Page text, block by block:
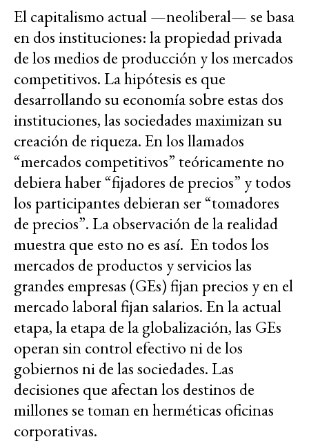
El capitalismo actual —neoliberal— se basa
en dos instituciones: la propiedad privada
de los medios de producción y los mercados
competitivos. La hipótesis es que
desarrollando su economía sobre estas dos
instituciones, las sociedades maximizan su
creación de riqueza. En los llamados
“mercados competitivos” teóricamente no
debiera haber “fijadores de precios” y todos
los participantes debieran ser “tomadores
de precios”. La observación de la realidad
muestra que esto no es así. En todos los
mercados de productos y servicios las
grandes empresas (GEs) fijan precios y en el
mercado laboral fijan salarios. En la actual
etapa, la etapa de la globalización, las GEs
operan sin control efectivo ni de los
gobiernos ni de las sociedades. Las
decisiones que afectan los destinos de
millones se toman en herméticas oficinas
corporativas.